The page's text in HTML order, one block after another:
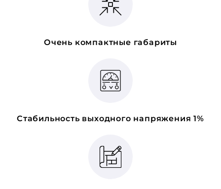
Очень компактные габариты
Стабильность выходного напряжения 1%